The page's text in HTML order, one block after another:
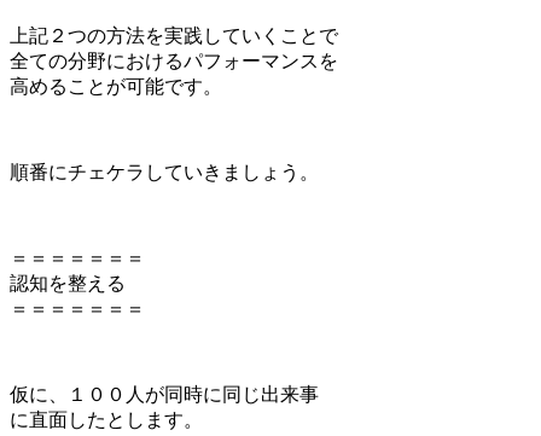
上記２つの方法を実践していくことで
全ての分野におけるパフォーマンスを
高めることが可能です。
順番にチェケラしていきましょう。
＝＝＝＝＝＝＝
認知を整える
＝＝＝＝＝＝＝
仮に、１００人が同時に同じ出来事
に直面したとします。